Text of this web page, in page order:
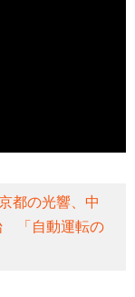
都の光響、中
「自動運転の